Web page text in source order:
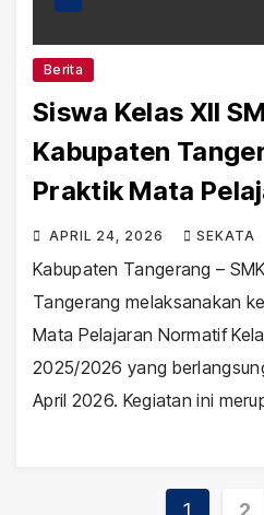
Berita
Siswa Kelas XII
Kabupaten
Praktik Mata
APRIL 24, 2026 SEKATA
Kabupaten Tangerang –
Tangerang melaksanakan
Mata Pelajaran Normatif
2025/2026 yang
April 2026. Kegiatan ini
1 2